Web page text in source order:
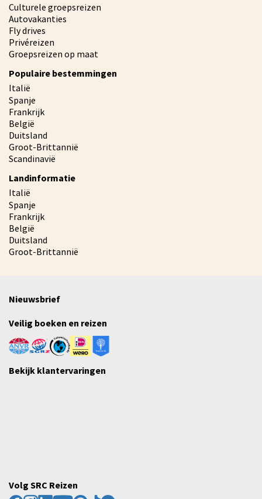
Culturele groepsreizen
Autovakanties
Fly drives
Privéreizen
Groepsreizen op maat
Populaire bestemmingen
Italië
Spanje
Frankrijk
België
Duitsland
Groot-Brittannië
Scandinavië
Landinformatie
Italië
Spanje
Frankrijk
België
Duitsland
Groot-Brittannië
Nieuwsbrief
Veilig boeken en reizen
Bekijk klantervaringen
Volg SRC Reizen